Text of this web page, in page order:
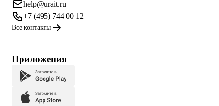
help@urait.ru
+7 (495) 744 00 12
Все контакты
Приложения